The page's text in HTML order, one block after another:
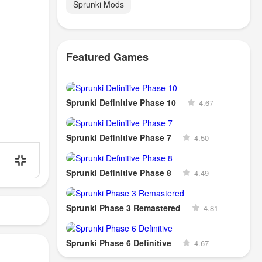
Sprunki Mods
Featured Games
Sprunki Definitive Phase 10 4.67
Sprunki Definitive Phase 7 4.50
Sprunki Definitive Phase 8 4.49
Sprunki Phase 3 Remastered 4.81
Sprunki Phase 6 Definitive 4.67